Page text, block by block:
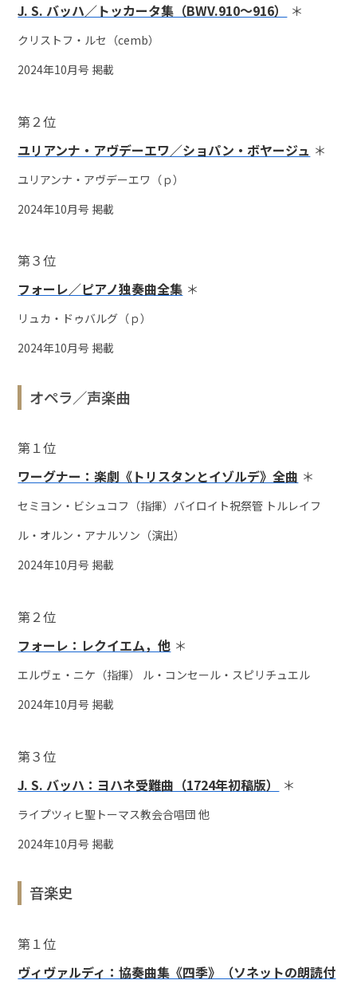
J. S. バッハ／トッカータ集（BWV.910～916）
＊
クリストフ・ルセ（cemb）
2024年10月号 掲載
第２位
ユリアンナ・アヴデーエワ／ショパン・ボヤージュ ＊
ユリアンナ・アヴデーエワ（ｐ）
2024年10月号 掲載
第３位
フォーレ／ピアノ独奏曲全集 ＊
リュカ・ドゥバルグ（ｐ）
2024年10月号 掲載
オペラ／声楽曲
第１位
ワーグナー：楽劇《トリスタンとイゾルデ》全曲 ＊
セミヨン・ビシュコフ（指揮）バイロイト祝祭管 トルレイフ
ル・オルン・アナルソン（演出）
2024年10月号 掲載
第２位
フォーレ：レクイエム，他 ＊
エルヴェ・ニケ（指揮） ル・コンセール・スピリチュエル
2024年10月号 掲載
第３位
J. S. バッハ：ヨハネ受難曲（1724年初稿版）
＊
ライプツィヒ聖トーマス教会合唱団 他
2024年10月号 掲載
音楽史
第１位
ヴィヴァルディ：協奏曲集《四季》（ソネットの朗読付